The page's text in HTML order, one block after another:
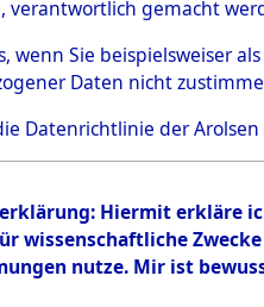
Branch -
verantwortlich gemacht
wenn Sie beispielsweiser
Daten nicht
Datenrichtlinie der Arolsen
Hiermit erkläre
wissenschaftliche
nutze. Mir ist